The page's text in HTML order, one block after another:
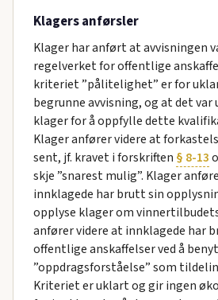
Klagers anførsler
Klager har anført at avvisningen
regelverket for offentlige
kriteriet ”pålitelighet” er for
begrunne avvisning, og at det var
klager for å oppfylle dette
Klager anfører videre at
sent, jf. kravet i forskriften § 8-13
skje ”snarest mulig”. Klager
innklagede har brutt sin
opplyse klager om
anfører videre at innklagede har
offentlige anskaffelser ved å
”oppdragsforståelse” som
Kriteriet er uklart og gir ingen